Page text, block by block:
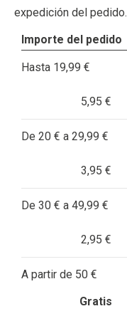
expedición del pedido.
Importe del pedido
Hasta 19,99 €
5,95 €
De 20 € a 29,99 €
3,95 €
De 30 € a 49,99 €
2,95 €
A partir de 50 €
Gratis